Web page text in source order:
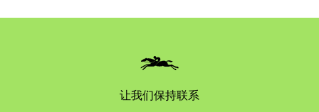
让我们保持联系